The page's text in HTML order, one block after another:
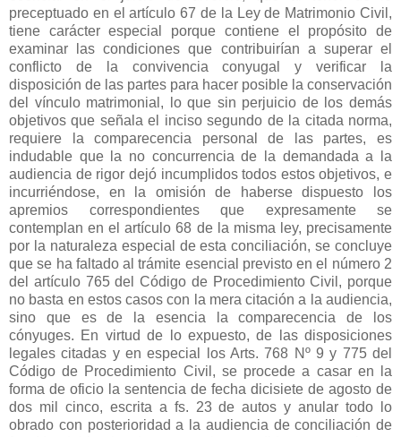
preceptuado en el artículo 67 de la Ley de Matrimonio Civil,
tiene carácter especial porque contiene el propósito de
examinar las condiciones que contribuirían a superar el
conflicto de la convivencia conyugal y verificar la
disposición de las partes para hacer posible la conservación
del vínculo matrimonial, lo que sin perjuicio de los demás
objetivos que señala el inciso segundo de la citada norma,
requiere la comparecencia personal de las partes, es
indudable que la no concurrencia de la demandada a la
audiencia de rigor dejó incumplidos todos estos objetivos, e
incurriéndose, en la omisión de haberse dispuesto los
apremios correspondientes que expresamente se
contemplan en el artículo 68 de la misma ley, precisamente
por la naturaleza especial de esta conciliación, se concluye
que se ha faltado al trámite esencial previsto en el número 2
del artículo 765 del Código de Procedimiento Civil, porque
no basta en estos casos con la mera citación a la audiencia,
sino que es de la esencia la comparecencia de los
cónyuges. En virtud de lo expuesto, de las disposiciones
legales citadas y en especial los Arts. 768 Nº 9 y 775 del
Código de Procedimiento Civil, se procede a casar en la
forma de oficio la sentencia de fecha dicisiete de agosto de
dos mil cinco, escrita a fs. 23 de autos y anular todo lo
obrado con posterioridad a la audiencia de conciliación de